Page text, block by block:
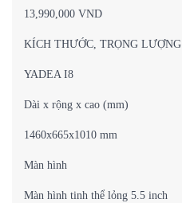
13,990,000 VND
KÍCH THƯỚC, TRỌNG LƯỢNG
YADEA I8
Dài x rộng x cao (mm)
1460x665x1010 mm
Màn hình
Màn hình tinh thể lỏng 5.5 inch